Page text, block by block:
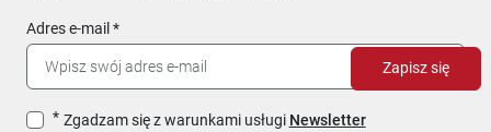
Adres e-mail
Zgadzam się z warunkami usługi Newsletter
Zapisz się